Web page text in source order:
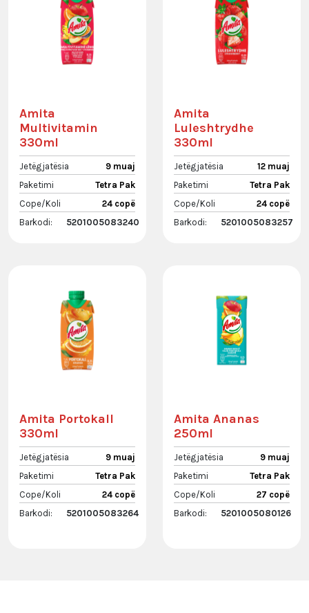
Amita
Multivitamin
330ml
Jetëgjatësia
9 muaj
Paketimi
Tetra Pak
Cope/Koli
24 copë
Barkodi:
5201005083240
Amita
Luleshtrydhe
330ml
Jetëgjatësia
12 muaj
Paketimi
Tetra Pak
Cope/Koli
24 copë
Barkodi:
5201005083257
Amita Portokall
330ml
Jetëgjatësia
9 muaj
Paketimi
Tetra Pak
Cope/Koli
24 copë
Barkodi:
5201005083264
Amita Ananas
250ml
Jetëgjatësia
9 muaj
Paketimi
Tetra Pak
Cope/Koli
27 copë
Barkodi:
5201005080126